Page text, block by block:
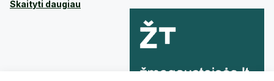
Skaityti daugiau